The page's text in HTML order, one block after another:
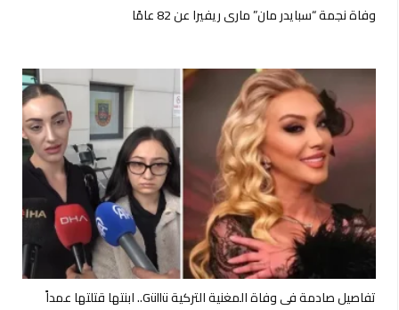
وفاة نجمة “سبايدر مان” ماري ريفيرا عن 82 عامًا
تفاصيل صادمة في وفاة المغنية التركية Güllü.. ابنتها قتلتها عمداً